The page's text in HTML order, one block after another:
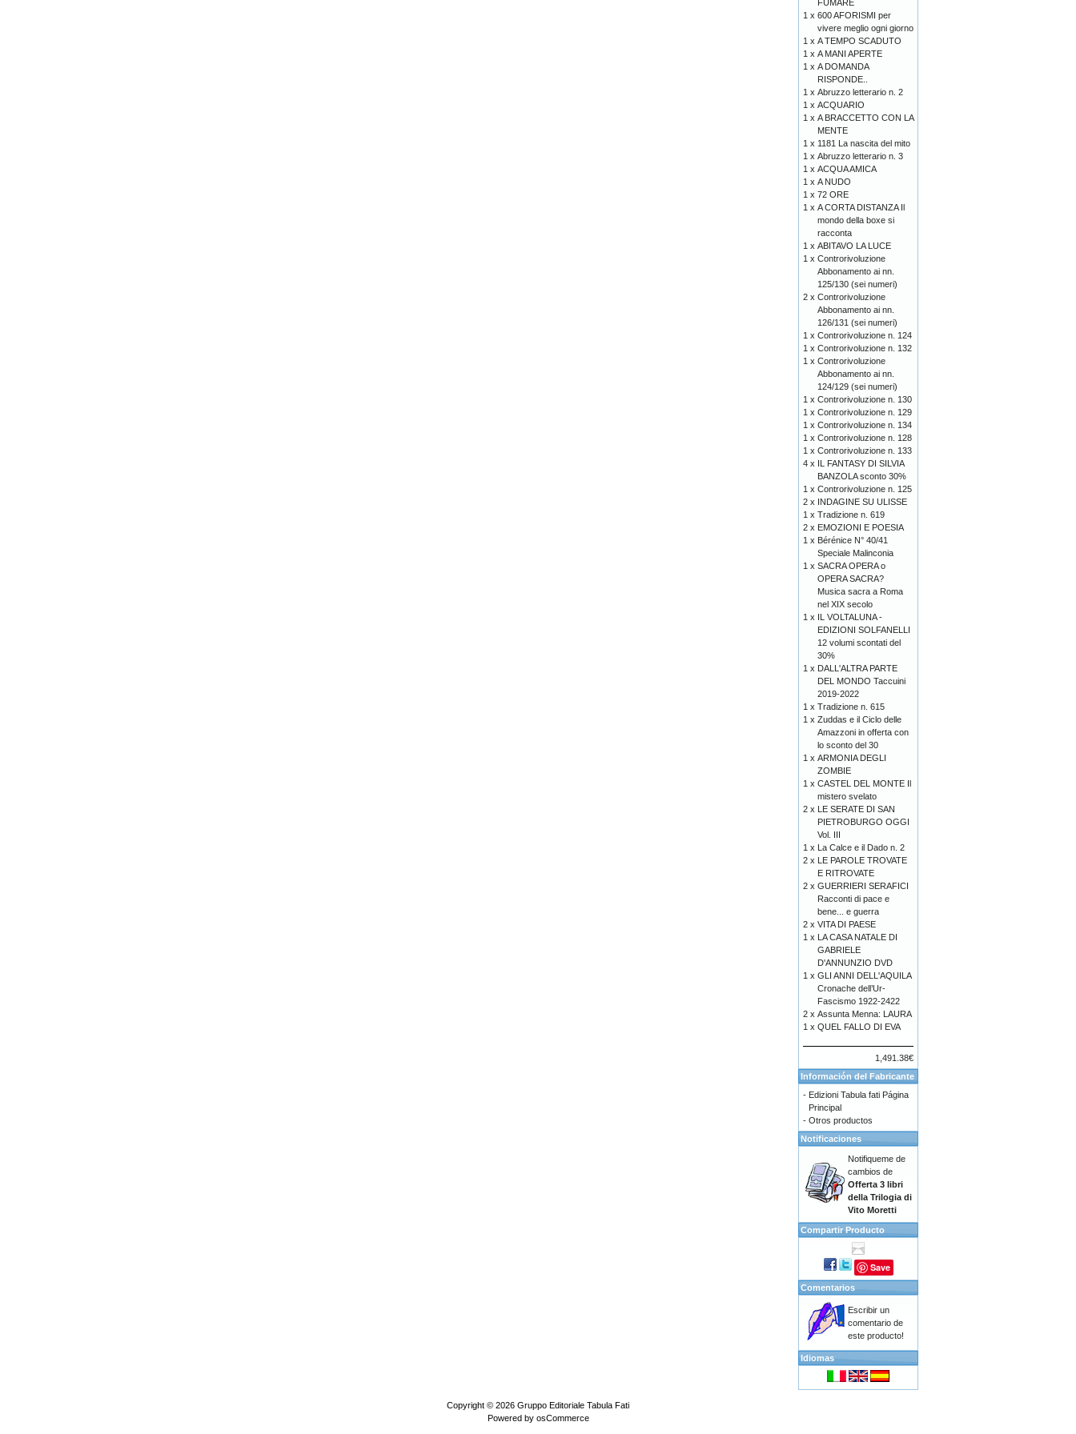
FUMARE
1 x 600 AFORISMI per
vivere meglio ogni giorno
1 x A TEMPO SCADUTO
1 x A MANI APERTE
1 x A DOMANDA
RISPONDE..
1 x Abruzzo letterario n. 2
1 x ACQUARIO
1 x A BRACCETTO CON LA
MENTE
1 x 1181 La nascita del mito
1 x Abruzzo letterario n. 3
1 x ACQUA AMICA
1 x A NUDO
1 x 72 ORE
1 x A CORTA DISTANZA Il
mondo della boxe si
racconta
1 x ABITAVO LA LUCE
1 x Controrivoluzione
Abbonamento ai nn.
125/130 (sei numeri)
2 x Controrivoluzione
Abbonamento ai nn.
126/131 (sei numeri)
1 x Controrivoluzione n. 124
1 x Controrivoluzione n. 132
1 x Controrivoluzione
Abbonamento ai nn.
124/129 (sei numeri)
1 x Controrivoluzione n. 130
1 x Controrivoluzione n. 129
1 x Controrivoluzione n. 134
1 x Controrivoluzione n. 128
1 x Controrivoluzione n. 133
4 x IL FANTASY DI SILVIA
BANZOLA sconto 30%
1 x Controrivoluzione n. 125
2 x INDAGINE SU ULISSE
1 x Tradizione n. 619
2 x EMOZIONI E POESIA
1 x Bérénice N° 40/41
Speciale Malinconia
1 x SACRA OPERA o
OPERA SACRA?
Musica sacra a Roma
nel XIX secolo
1 x IL VOLTALUNA -
EDIZIONI SOLFANELLI
12 volumi scontati del
30%
1 x DALL'ALTRA PARTE
DEL MONDO Taccuini
2019-2022
1 x Tradizione n. 615
1 x Zuddas e il Ciclo delle
Amazzoni in offerta con
lo sconto del 30
1 x ARMONIA DEGLI
ZOMBIE
1 x CASTEL DEL MONTE Il
mistero svelato
2 x LE SERATE DI SAN
PIETROBURGO OGGI
Vol. III
1 x La Calce e il Dado n. 2
2 x LE PAROLE TROVATE
E RITROVATE
2 x GUERRIERI SERAFICI
Racconti di pace e
bene... e guerra
2 x VITA DI PAESE
1 x LA CASA NATALE DI
GABRIELE
D'ANNUNZIO DVD
1 x GLI ANNI DELL'AQUILA
Cronache dell’Ur-
Fascismo 1922-2422
2 x Assunta Menna: LAURA
1 x QUEL FALLO DI EVA
1,491.38€
Información del Fabricante
- Edizioni Tabula fati Página
Principal
- Otros productos
Notificaciones
Notifiqueme de
cambios de
Offerta 3 libri
della Trilogia di
Vito Moretti
Compartir Producto
Save
Comentarios
Escribir un
comentario de
este producto!
Idiomas
Copyright © 2026 Gruppo Editoriale Tabula Fati
Powered by osCommerce